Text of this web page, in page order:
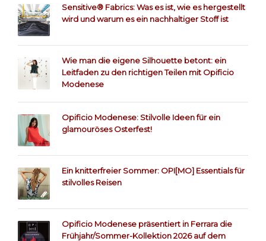
Sensitive® Fabrics: Was es ist, wie es hergestellt
wird und warum es ein nachhaltiger Stoff ist
Wie man die eigene Silhouette betont: ein
Leitfaden zu den richtigen Teilen mit Opificio
Modenese
Opificio Modenese: Stilvolle Ideen für ein
glamouröses Osterfest!
Ein knitterfreier Sommer: OPI[MO] Essentials für
stilvolles Reisen
Opificio Modenese präsentiert in Ferrara die
Frühjahr/Sommer-Kollektion 2026 auf dem